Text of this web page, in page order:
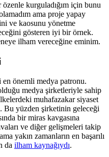
kurguladığım için bunu
ama proje yapay
ve kaosunu yönetme
gösteren iyi bir örnek.
ilham vereceğine eminim.
önemli medya patronu.
medya şirketleriyle sahip
muhafazakar siyaset
yüzden şirketinin geleceği
bir miras kavgasına
ve diğer gelişmeleri takip
yakın zamanların en başarılı
da ilham kaynağıydı.